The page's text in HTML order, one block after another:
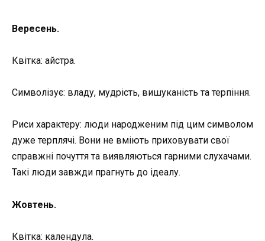
Вересень.
Квітка: айстра.
Символізує: владу, мудрість, вишуканість та терпіння.
Риси характеру: люди народженим під цим символом
дуже терплячі. Вони не вміють приховувати свої
справжні почуття та виявляються гарними слухачами.
Такі люди завжди прагнуть до ідеалу.
Жовтень.
Квітка: календула.